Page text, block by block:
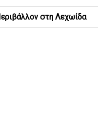
στη Λεχωίδα